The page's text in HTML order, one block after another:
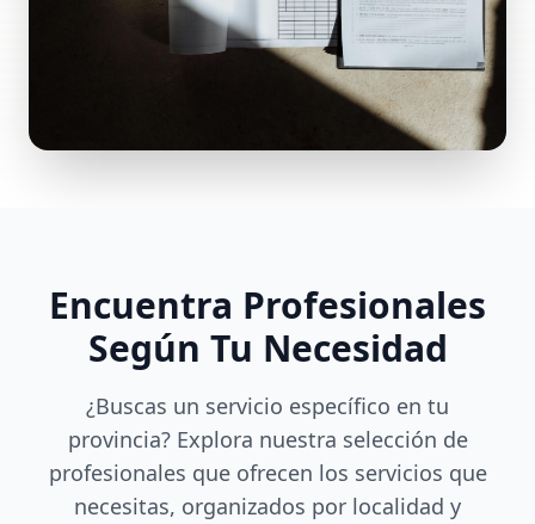
Encuentra Profesionales
Según Tu Necesidad
¿Buscas un servicio específico en tu
provincia? Explora nuestra selección de
profesionales que ofrecen los servicios que
necesitas, organizados por localidad y